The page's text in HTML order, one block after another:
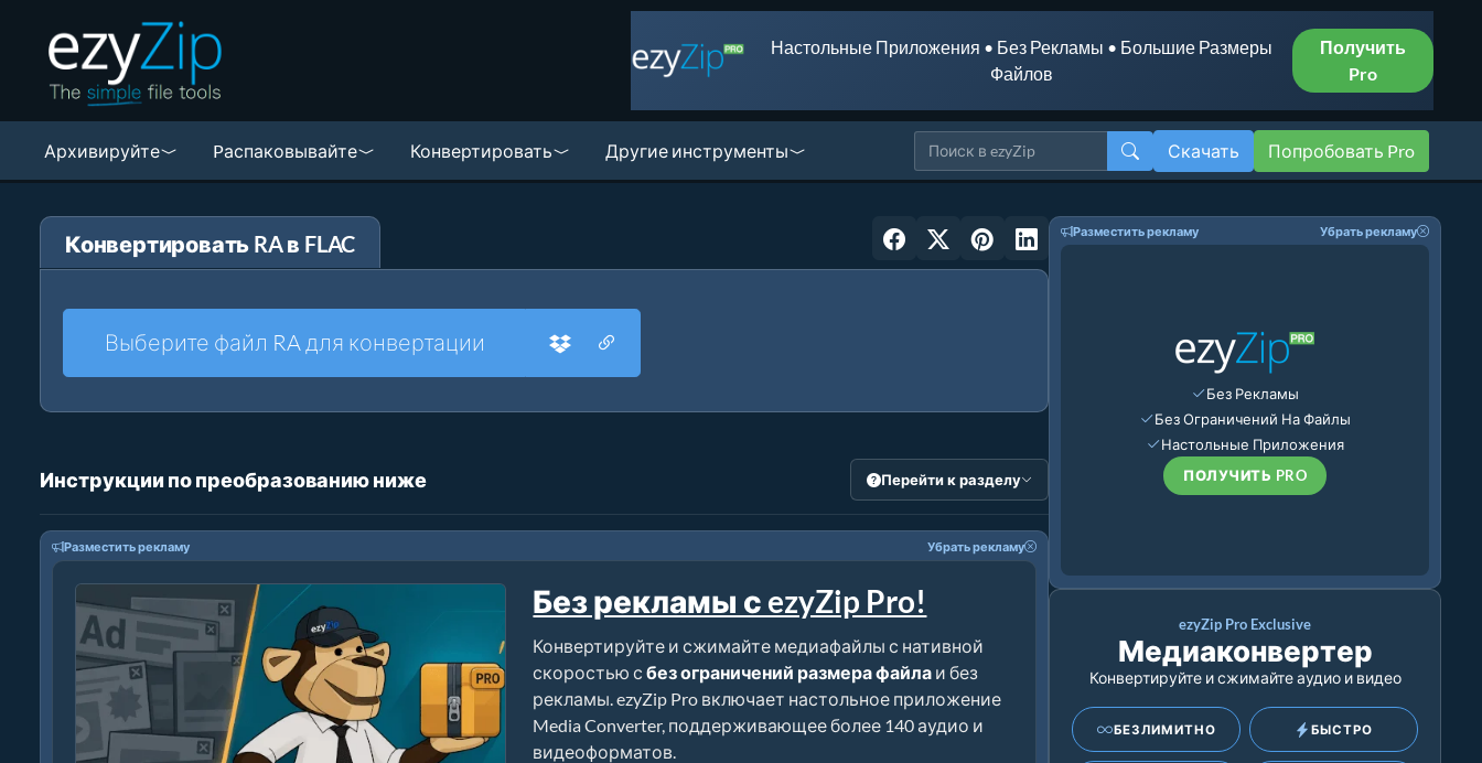
Настольные Приложения • Без Рекламы • Большие Размеры
Файлов
Получить
Pro
Архивируйте Pаспаковывайте Конвертировать Другие инструменты Скачать Попробовать Pro
Конвертировать RA в FLAC
Выберите файл RA для конвертации
Инструкции по преобразованию ниже Перейти к разделу
Разместить рекламу Убрать рекламу
Без рекламы с ezyZip Pro!
Конвертируйте и сжимайте медиафайлы с нативной
скоростью сбез ограничений размера файла и без
рекламы. ezyZip Pro включает настольное приложение
Media Converter, поддерживающее более 140 аудио и
видеоформатов.
Разместить рекламу Убрать рекламу
Без Рекламы
Без Ограничений На Файлы
Настольные Приложения
ПОЛУЧИТЬ PRO
ezyZip Pro Exclusive
Медиаконвертер
Конвертируйте и сжимайте аудио и видео
БЕЗЛИМИТНО БЫСТРО